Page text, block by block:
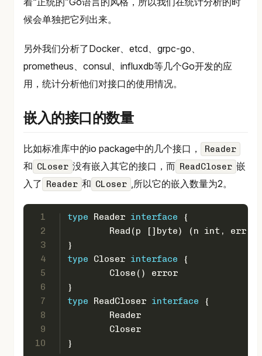
候会单独把它列出来。
另外我们分析了Docker、etcd、grpc-go、
prometheus、consul、influxdb等几个Go开发的应
用，统计分析他们对接口的使用情况。
嵌入的接口的数量
比如标准库中的io package中的几个接口， Reader
和 CLoser 没有嵌入其它的接口，而 ReadCloser 嵌
入了 Reader 和 CLoser ,所以它的嵌入数量为2。
1
2
3
4
5
6
7
8
9
10
type Reader interface {
	Read(p []
byte) (n int , err
}
type Closer interface {
	Close()
error
}
type ReadCloser interface {
	Reader
	Closer
}